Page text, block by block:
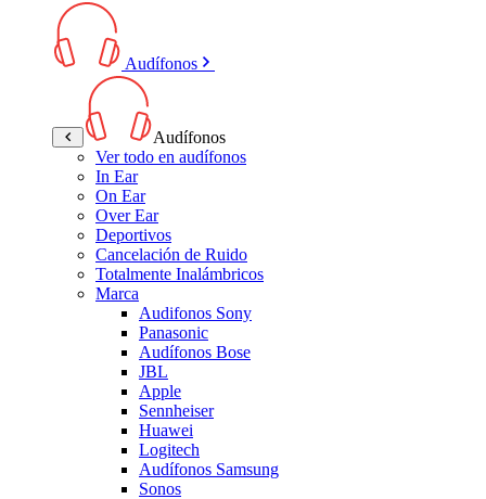
Audífonos
Audífonos
Ver todo en audífonos
In Ear
On Ear
Over Ear
Deportivos
Cancelación de Ruido
Totalmente Inalámbricos
Marca
Audifonos Sony
Panasonic
Audífonos Bose
JBL
Apple
Sennheiser
Huawei
Logitech
Audífonos Samsung
Sonos